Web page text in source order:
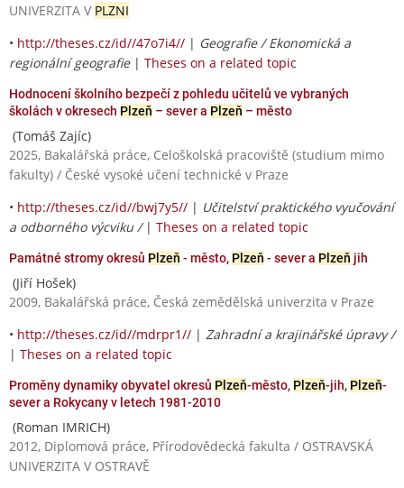
UNIVERZITA V PLZNI
• http://theses.cz/id//47o7i4// | Geografie / Ekonomická a
regionální geografie| Theses on a related topic
Hodnocení školního bezpečí z pohledu učitelů ve vybraných
školách v okresech Plzeň – sever a Plzeň – město
(Tomáš Zajíc)
2025, Bakalářská práce, Celoškolská pracoviště (studium mimo
fakulty) / České vysoké učení technické v Praze
• http://theses.cz/id//bwj7y5// | Učitelství praktického vyučování
a odborného výcviku / | Theses on a related topic
Památné stromy okresů Plzeň - město, Plzeň - sever a Plzeň jih
(Jiří Hošek)
2009, Bakalářská práce, Česká zemědělská univerzita v Praze
• http://theses.cz/id//mdrpr1// | Zahradní a krajinářské úpravy /
| Theses on a related topic
Proměny dynamiky obyvatel okresů Plzeň-město, Plzeň-jih, Plzeň-
sever a Rokycany v letech 1981-2010
(Roman IMRICH)
2012, Diplomová práce, Přírodovědecká fakulta / OSTRAVSKÁ
UNIVERZITA V OSTRAVĚ